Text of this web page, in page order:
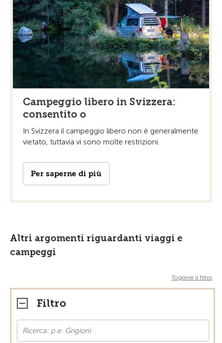
Campeggio libero in Svizzera:
consentito o
In Svizzera il campeggio libero non è generalmente
vietato, tuttavia vi sono molte restrizioni.
Per saperne di più
Altri argomenti riguardanti viaggi e
campeggi
Togliere il filtro
Filtro